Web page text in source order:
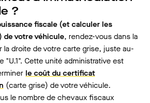
?
fiscale (et calculer les
de votre véhicule, rendez-vous dans la
la droite de votre carte grise, juste au-
"U.1". Cette unité administrative est
le coût du certificat
(carte grise) de votre véhicule.
le nombre de chevaux fiscaux